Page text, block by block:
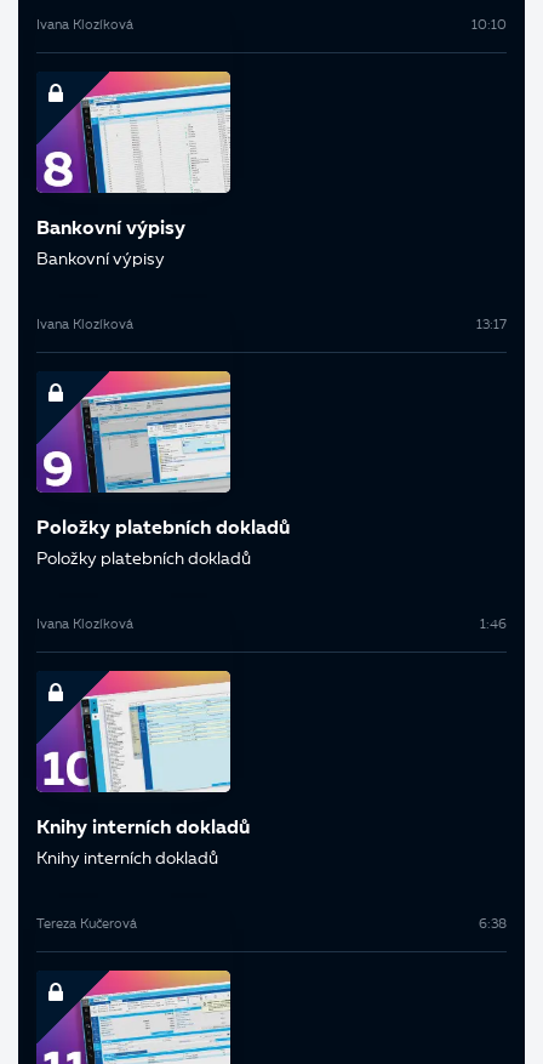
Ivana Klozíková 10:10
Bankovní výpisy
Bankovní výpisy
Ivana Klozíková 13:17
Položky platebních dokladů
Položky platebních dokladů
Ivana Klozíková 1:46
Knihy interních dokladů
Knihy interních dokladů
Tereza Kučerová 6:38